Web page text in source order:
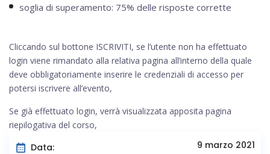
soglia di superamento: 75% delle risposte corrette
Cliccando sul bottone ISCRIVITI, se l’utente non ha effettuato
login viene rimandato alla relativa pagina all’interno della quale
deve obbligatoriamente inserire le credenziali di accesso per
potersi iscrivere all’evento,
Se già effettuato login, verrà visualizzata apposita pagina
riepilogativa del corso,
Data: 9 marzo 2021